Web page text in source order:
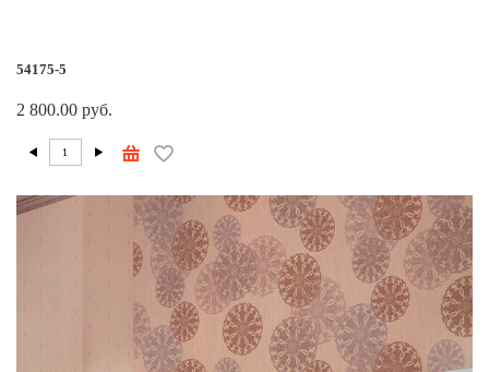
54175-5
2 800.00 руб.